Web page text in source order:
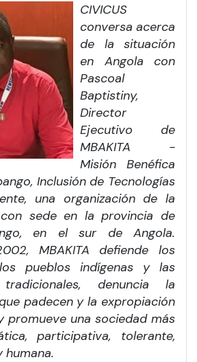
CIVICUS
conversa acerca
de la situación
en Angola con
Pascoal
Baptistiny,
Director
Ejecutivo de
MBAKITA -
Misión Benéfica
Inclusión de Tecnologías
una organización de la
sede en la provincia de
en el sur de Angola.
MBAKITA defiende los
pueblos indígenas y las
tradicionales, denuncia la
padecen y la expropiación
promueve una sociedad más
participativa, tolerante,
humana.